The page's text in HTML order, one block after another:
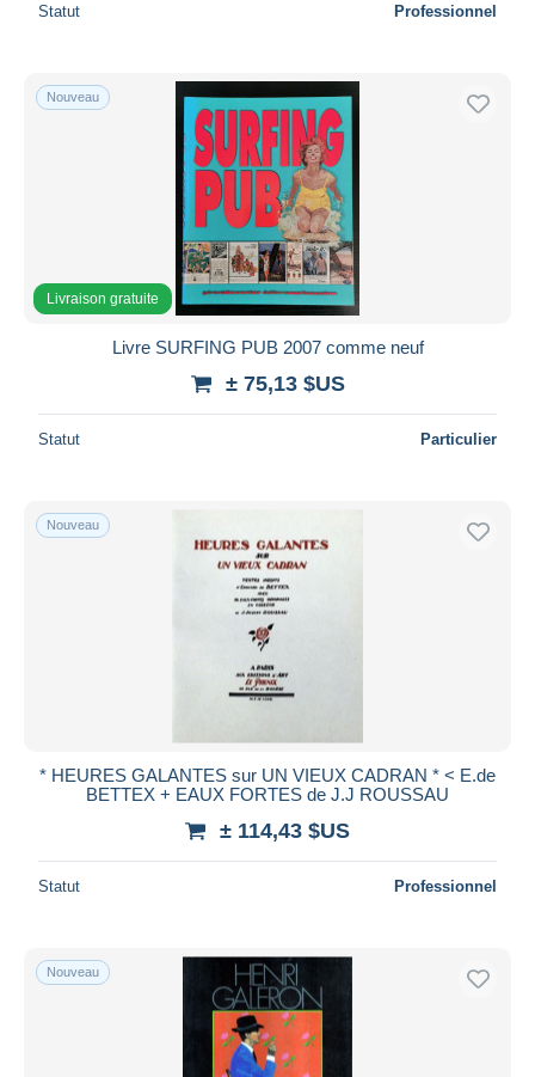
Statut Professionnel
Nouveau
Livraison gratuite
Livre SURFING PUB 2007 comme neuf
± 75,13 $US
Statut Particulier
Nouveau
* HEURES GALANTES sur UN VIEUX CADRAN * < E.de
BETTEX + EAUX FORTES de J.J ROUSSAU
± 114,43 $US
Statut Professionnel
Nouveau